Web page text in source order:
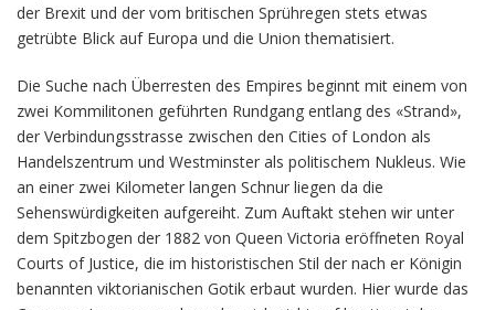
der Brexit und der vom britischen Sprühregen stets etwas
getrübte Blick auf Europa und die Union thematisiert.
Die Suche nach Überresten des Empires beginnt mit einem von
zwei Kommilitonen geführten Rundgang entlang des «Strand»,
der Verbindungsstrasse zwischen den Cities of London als
Handelszentrum und Westminster als politischem Nukleus. Wie
an einer zwei Kilometer langen Schnur liegen da die
Sehenswürdigkeiten aufgereiht. Zum Auftakt stehen wir unter
dem Spitzbogen der 1882 von Queen Victoria eröffneten Royal
Courts of Justice, die im historistischen Stil der nach er Königin
benannten viktorianischen Gotik erbaut wurden. Hier wurde das